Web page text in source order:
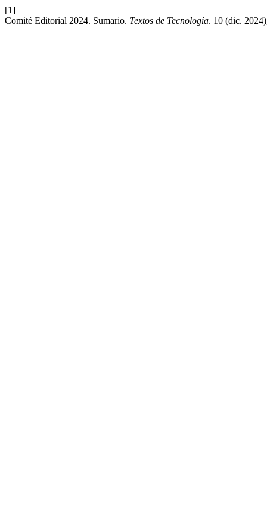
[1]
Comité Editorial 2024. Sumario. Textos de Tecnología. 10 (dic.